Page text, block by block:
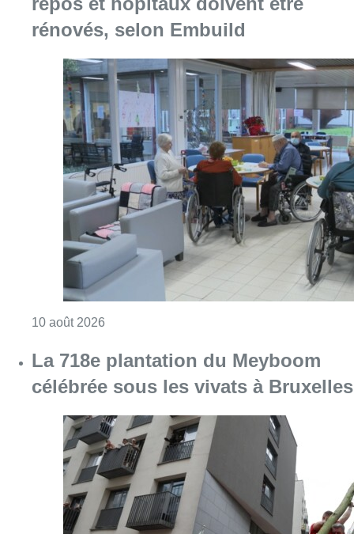
rénovés, selon Embuild
10 août 2026
La 718e plantation du Meyboom
célébrée sous les vivats à Bruxelles